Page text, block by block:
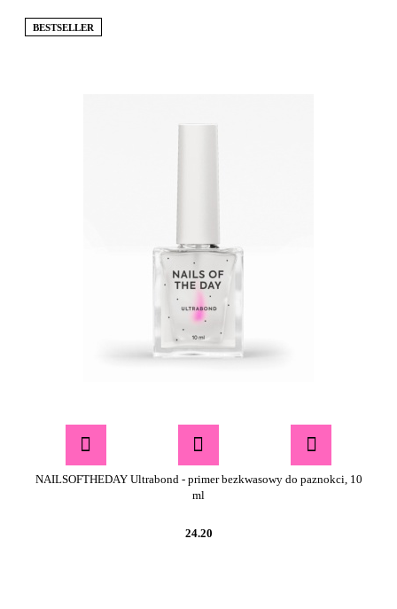
BESTSELLER
NAILSOFTHEDAY Ultrabond - primer bezkwasowy do paznokci, 10
ml
24.20